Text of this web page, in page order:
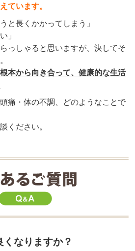
ています。
と長くかかってしまう」
」
っしゃると思いますが、決してそ
本から向き合って、健康的な生活
痛・体の不調、どのようなことで
ください。
くなりますか？